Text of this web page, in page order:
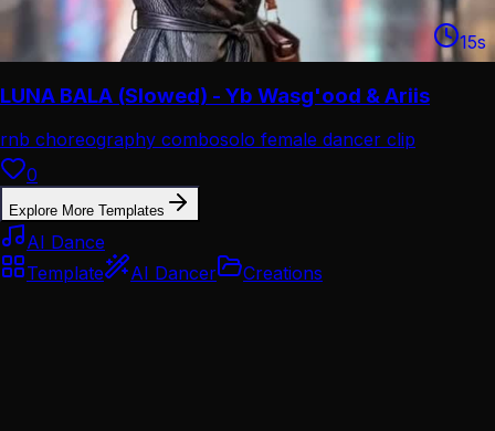
15s
LUNA BALA (Slowed) - Yb Wasg'ood & Ariis
rnb choreography combosolo female dancer clip
0
Explore More Templates
AI Dance
Template
AI Dancer Creations